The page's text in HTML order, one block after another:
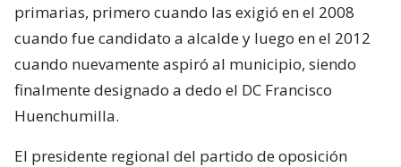
primarias, primero cuando las exigió en el 2008
cuando fue candidato a alcalde y luego en el 2012
cuando nuevamente aspiró al municipio, siendo
finalmente designado a dedo el DC Francisco
Huenchumilla.
El presidente regional del partido de oposición